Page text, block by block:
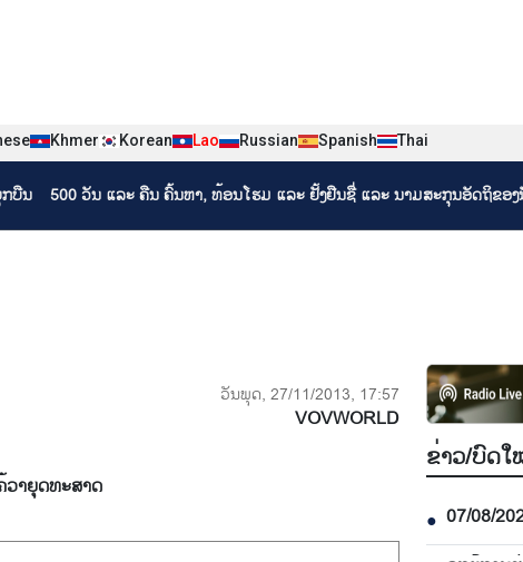
Khmer Korean Lao Russian Spanish Thai
ບືນ 500 ວັນ ແລະ ຄືນ ຄົ້ນຫາ, ທ້ອນໂຮມ ແລະ ຢັ້ງຢືນຊື່ ແລະ ນາມສະກຸນອັດຖິຂອ
ວັນພຸດ, 27/11/2013, 17:57
VOVWORLD
າຍຸ​ດທະ​ສາດ
ຂ່າວ/ບົດ​
● 07/08/